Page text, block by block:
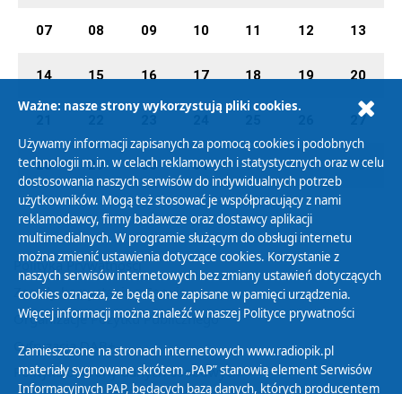
07 08 09 10 11 12 13
14 15 16 17 18 19 20
27
28 29 30 31 01 02 03
Polityka Prywatności
Zasady korzystania z Serwisu
Organizacje Pożytku Publicznego
Cyfryzacja DAB+
Polityka ochrony danych osobowych
Ważne: nasze strony wykorzystują pliki cookies.
Używamy informacji zapisanych za pomocą cookies i podobnych
technologii m.in. w celach reklamowych i statystycznych oraz w celu
dostosowania naszych serwisów do indywidualnych potrzeb
użytkowników. Mogą też stosować je współpracujący z nami
reklamodawcy, firmy badawcze oraz dostawcy aplikacji
multimedialnych. W programie służącym do obsługi internetu
można zmienić ustawienia dotyczące cookies. Korzystanie z
naszych serwisów internetowych bez zmiany ustawień dotyczących
cookies oznacza, że będą one zapisane w pamięci urządzenia.
Więcej informacji można znaleźć w naszej Polityce prywatności
Zamieszczone na stronach internetowych www.radiopik.pl
materiały sygnowane skrótem „PAP” stanowią element Serwisów
Informacyjnych PAP, będących bazą danych, których producentem